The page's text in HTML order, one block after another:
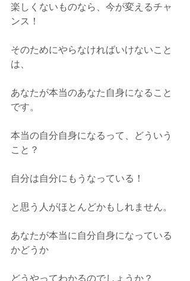
楽しくないものなら、今が変えるチャ
ンス！
そのためにやらなければいけないこと
は、
あなたが本当のあなた自身になること
です。
本当の自分自身になるって、どういう
こと？
自分は自分にもうなっている！
と思う人がほとんどかもしれません。
あなたが本当に自分自身になっている
かどうか
どうやってわかるのでしょうか？